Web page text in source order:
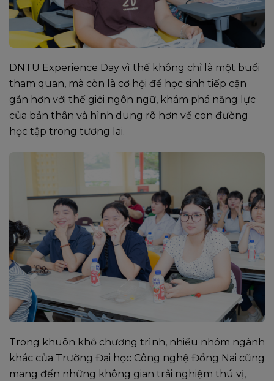
DNTU Experience Day vì thế không chỉ là một buổi
tham quan, mà còn là cơ hội để học sinh tiếp cận
gần hơn với thế giới ngôn ngữ, khám phá năng lực
của bản thân và hình dung rõ hơn về con đường
học tập trong tương lai.
Trong khuôn khổ chương trình, nhiều nhóm ngành
khác của Trường Đại học Công nghệ Đồng Nai cũng
mang đến những không gian trải nghiệm thú vị,